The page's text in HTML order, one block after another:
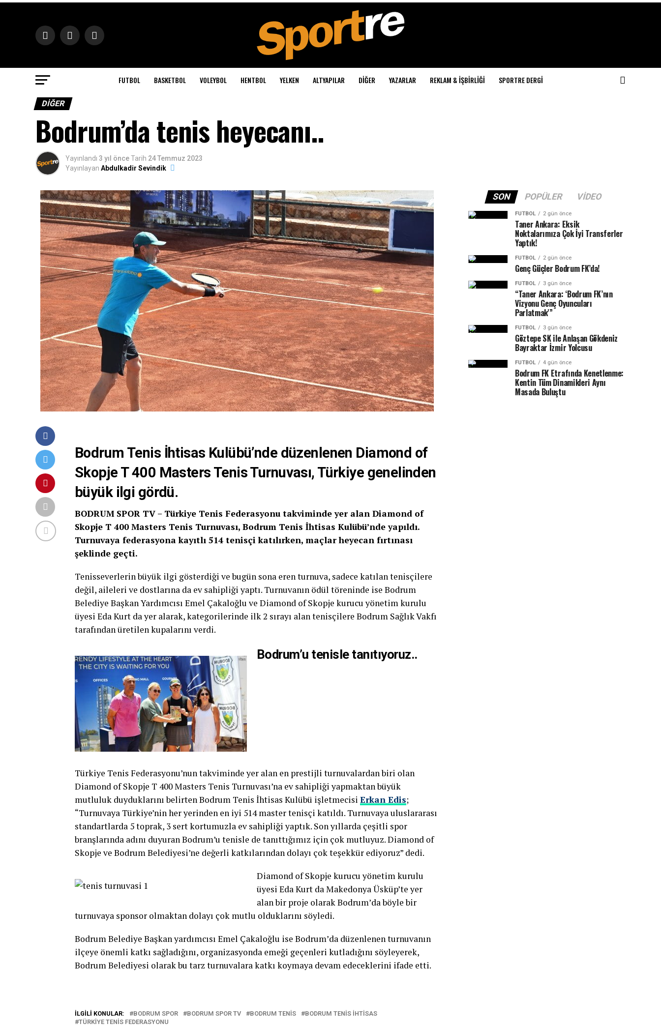
FUTBOL BASKETBOL VOLEYBOL HENTBOL YELKEN ALTYAPILAR DIĞER YAZARLAR REKLAM & İŞBIRLIĞI SPORTRE DERGI
DIĞER
Bodrum’da tenis heyecanı..
Yayınlandı 3 yıl önceTarih 24 Temmuz 2023
Yayınlayan Abdulkadir Sevindik
Bodrum Tenis İhtisas Kulübü’nde düzenlenen Diamond of
Skopje T 400 Masters Tenis Turnuvası, Türkiye genelinden
büyük ilgi gördü.
BODRUM SPOR TV – Türkiye Tenis Federasyonu takviminde yer alan Diamond of
Skopje T 400 Masters Tenis Turnuvası, Bodrum Tenis İhtisas Kulübü’nde yapıldı.
Turnuvaya federasyona kayıtlı 514 tenisçi katılırken, maçlar heyecan fırtınası
şeklinde geçti.
Tenisseverlerin büyük ilgi gösterdiği ve bugün sona eren turnuva, sadece katılan tenisçilere
değil, aileleri ve dostlarına da ev sahipliği yaptı. Turnuvanın ödül töreninde ise Bodrum
Belediye Başkan Yardımcısı Emel Çakaloğlu ve Diamond of Skopje kurucu yönetim kurulu
üyesi Eda Kurt da yer alarak, kategorilerinde ilk 2 sırayı alan tenisçilere Bodrum Sağlık Vakfı
tarafından üretilen kupalarını verdi.
Bodrum’u tenisle tanıtıyoruz..
Türkiye Tenis Federasyonu’nun takviminde yer alan en prestijli turnuvalardan biri olan
Diamond of Skopje T 400 Masters Tenis Turnuvası’na ev sahipliği yapmaktan büyük
mutluluk duyduklarını belirten Bodrum Tenis İhtisas Kulübü işletmecisi Erkan Edis;
“Turnuvaya Türkiye’nin her yerinden en iyi 514 master tenisçi katıldı. Turnuvaya uluslararası
standartlarda 5 toprak, 3 sert kortumuzla ev sahipliği yaptık. Son yıllarda çeşitli spor
branşlarında adını duyuran Bodrum’u tenisle de tanıttığımız için çok mutluyuz. Diamond of
Skopje ve Bodrum Belediyesi’ne değerli katkılarından dolayı çok teşekkür ediyoruz” dedi.
Diamond of Skopje kurucu yönetim kurulu
üyesi Eda Kurt da Makedonya Üsküp’te yer
alan bir proje olarak Bodrum’da böyle bir
turnuvaya sponsor olmaktan dolayı çok mutlu olduklarını söyledi.
Bodrum Belediye Başkan yardımcısı Emel Çakaloğlu ise Bodrum’da düzenlenen turnuvanın
ilçeye önemli katkı sağladığını, organizasyonda emeği geçenleri kutladığını söyleyerek,
Bodrum Belediyesi olarak bu tarz turnuvalara katkı koymaya devam edeceklerini ifade etti.
İLGILI KONULAR: BODRUM SPOR BODRUM SPOR TV BODRUM TENIS
BODRUM TENIS IHTISAS
TÜRKIYE TENIS FEDERASYONU
SON POPÜLER VIDEO
FUTBOL 2 gün önce
Taner Ankara: Eksik
Noktalarımıza Çok İyi Transferler
Yaptık!
FUTBOL 2 gün önce
Genç Güçler Bodrum FK’da!
FUTBOL 3 gün önce
“Taner Ankara: ‘Bodrum FK’nın
Vizyonu Genç Oyuncuları
Parlatmak'”
FUTBOL 3 gün önce
Göztepe SK ile Anlaşan Gökdeniz
Bayraktar İzmir Yolcusu
FUTBOL 4 gün önce
Bodrum FK Etrafında Kenetlenme:
Kentin Tüm Dinamikleri Aynı
Masada Buluştu